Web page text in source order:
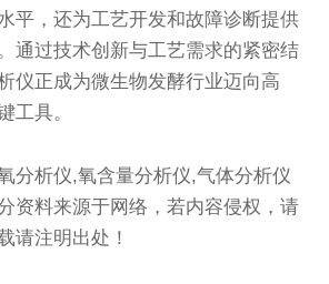
平，还为工艺开发和故障诊断提供
通过技术创新与工艺需求的紧密结
仪正成为微生物发酵行业迈向高
工具。
分析仪,氧含量分析仪,气体分析仪
资料来源于网络，若内容侵权，请
请注明出处！